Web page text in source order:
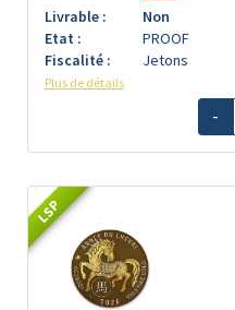
Livrable :
Non
Etat :
PROOF
Fiscalité :
Jetons
Plus de détails
-
LSP